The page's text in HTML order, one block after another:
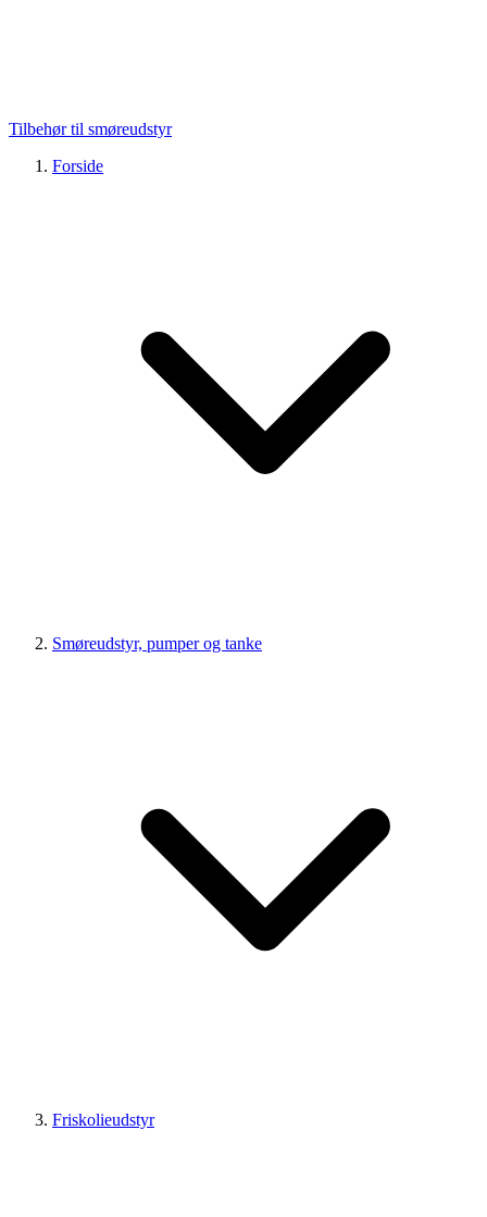
Tilbehør til smøreudstyr
Forside
Smøreudstyr, pumper og tanke
Friskolieudstyr